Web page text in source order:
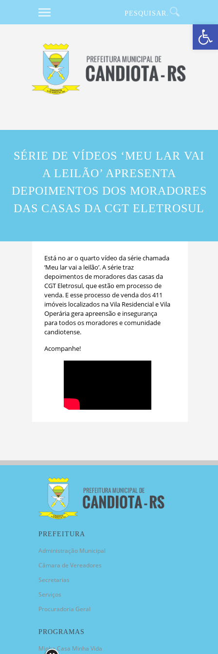
Barra de Ferramentas Aberta
SÉRIE DE VÍDEOS ‘MEU LAR VAI
A LEILÃO’ APRESENTA
DEPOIMENTOS DOS MORADORES
DAS CASAS DA CGT ELETROSUL
Está no ar o quarto vídeo da série chamada
‘Meu lar vai a leilão’. A série traz
depoimentos de moradores das casas da
CGT Eletrosul, que estão em processo de
venda. E esse processo de venda dos 411
imóveis localizados na Vila Residencial e Vila
Operária gera apreensão e insegurança
para todos os moradores e comunidade
candiotense.
Acompanhe!
PREFEITURA
Administração Municipal
Câmara de Vereadores
Secretarias
Serviços
Procuradoria Geral
PROGRAMAS
Minha Casa Minha Vida